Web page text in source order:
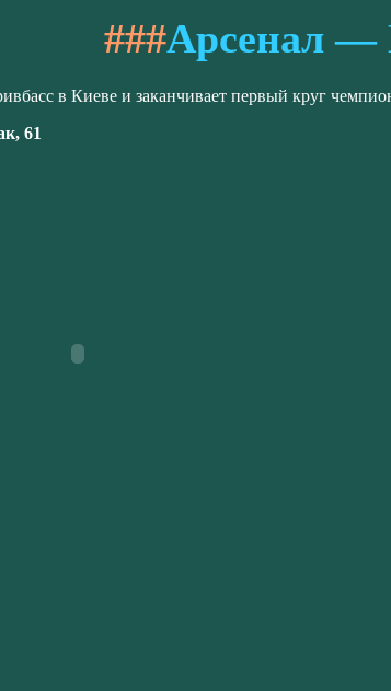
###Арсенал —
в Киеве и заканчивает первый круг
61